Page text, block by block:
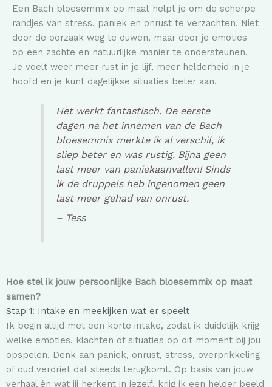
Een Bach bloesemmix op maat helpt je om de scherpe
randjes van stress, paniek en onrust te verzachten. Niet
door de oorzaak weg te duwen, maar door je emoties
op een zachte en natuurlijke manier te ondersteunen.
Je voelt weer meer rust in je lijf, meer helderheid in je
hoofd en je kunt dagelijkse situaties beter aan.
Het werkt fantastisch. De eerste
dagen na het innemen van de Bach
bloesemmix merkte ik al verschil, ik
sliep beter en was rustig. Bijna geen
last meer van paniekaanvallen! Sinds
ik de druppels heb ingenomen geen
last meer gehad van onrust.
– Tess
Hoe stel ik jouw persoonlijke Bach bloesemmix op maat
samen?
Stap 1: Intake en meekijken wat er speelt
Ik begin altijd met een korte intake, zodat ik duidelijk krijg
welke emoties, klachten of situaties op dit moment bij jou
opspelen. Denk aan paniek, onrust, stress, overprikkeling
of oud verdriet dat steeds terugkomt. Op basis van jouw
verhaal én wat jij herkent in jezelf, krijg ik een helder beeld